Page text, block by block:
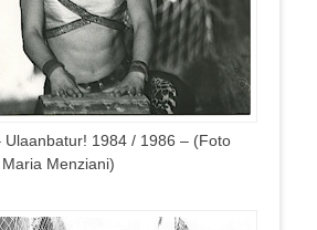
1984 / 1986 – (Foto
Maria Menziani)